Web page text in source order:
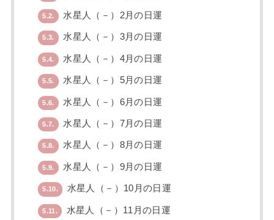
5.2. 水星人（－）2月の日運
5.3. 水星人（－）3月の日運
5.4. 水星人（－）4月の日運
5.5. 水星人（－）5月の日運
5.6. 水星人（－）6月の日運
5.7. 水星人（－）7月の日運
5.8. 水星人（－）8月の日運
5.9. 水星人（－）9月の日運
5.10. 水星人（－）10月の日運
5.11. 水星人（－）11月の日運